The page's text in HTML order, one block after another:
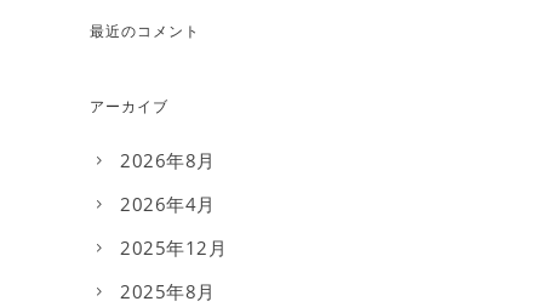
最近のコメント
アーカイブ
2026年8月
2026年4月
2025年12月
2025年8月